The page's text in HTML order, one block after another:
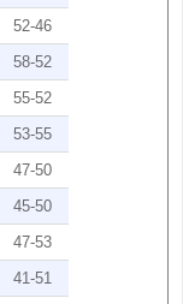
52-46
58-52
55-52
53-55
47-50
45-50
47-53
41-51